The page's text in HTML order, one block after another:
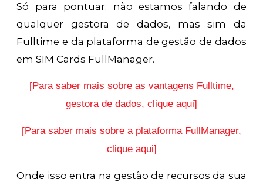
Só para pontuar: não estamos falando de
qualquer gestora de dados, mas sim da
Fulltime e da plataforma de gestão de dados
em SIM Cards FullManager.
[Para saber mais sobre as vantagens Fulltime,
gestora de dados, clique aqui]
[Para saber mais sobre a plataforma FullManager,
clique aqui]
Onde isso entra na gestão de recursos da sua